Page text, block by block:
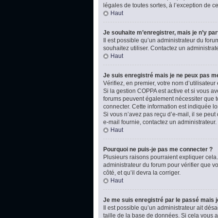
légales de toutes sortes, à l’exception de
Haut
Je souhaite m’enregistrer, mais je n’y
Il est possible qu’un administrateur du
souhaitez utiliser. Contactez un
Haut
Je suis enregistré mais je ne peux pas
Vérifiez, en premier, votre nom
Si la gestion COPPA est active et si vous
forums peuvent également nécessiter que
connecter. Cette information est indiquée
Si vous n’avez pas reçu d’e-mail, il se
e-mail fournie, contactez un administrateur.
Haut
Pourquoi ne puis-je pas me connecter ?
Plusieurs raisons pourraient expliquer
administrateur du forum pour vérifier que
côté, et qu’il devra la corriger.
Haut
Je me suis enregistré par le passé mais
Il est possible qu’un administrateur ait
taille de la base de données. Si cela vous